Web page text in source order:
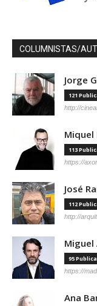
COLUMNISTAS/
Jorge
121
http://
Miquel
113
https://
José
112
http://
Miguel
95
https://
Ana